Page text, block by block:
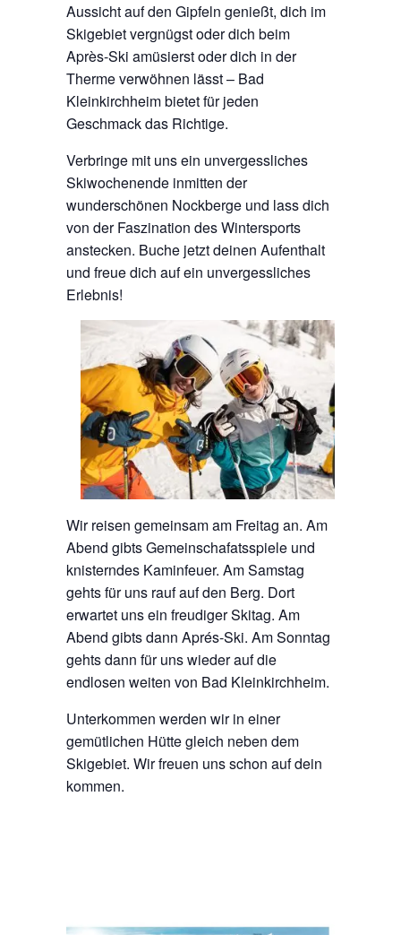
Aussicht auf den Gipfeln genießt, dich im
Skigebiet vergnügst oder dich beim
Après-Ski amüsierst oder dich in der
Therme verwöhnen lässt – Bad
Kleinkirchheim bietet für jeden
Geschmack das Richtige.
Verbringe mit uns ein unvergessliches
Skiwochenende inmitten der
wunderschönen Nockberge und lass dich
von der Faszination des Wintersports
anstecken. Buche jetzt deinen Aufenthalt
und freue dich auf ein unvergessliches
Erlebnis!
Wir reisen gemeinsam am Freitag an. Am
Abend gibts Gemeinschafatsspiele und
knisterndes Kaminfeuer. Am Samstag
gehts für uns rauf auf den Berg. Dort
erwartet uns ein freudiger Skitag. Am
Abend gibts dann Aprés-Ski. Am Sonntag
gehts dann für uns wieder auf die
endlosen weiten von Bad Kleinkirchheim.
Unterkommen werden wir in einer
gemütlichen Hütte gleich neben dem
Skigebiet. Wir freuen uns schon auf dein
kommen.